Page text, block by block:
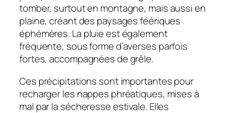
tomber, surtout en montagne, mais aussi en
plaine, créant des paysages féériques
éphémères. La pluie est également
fréquente, sous forme d’averses parfois
fortes, accompagnées de grêle.
Ces précipitations sont importantes pour
recharger les nappes phréatiques, mises à
mal par la sécheresse estivale. Elles